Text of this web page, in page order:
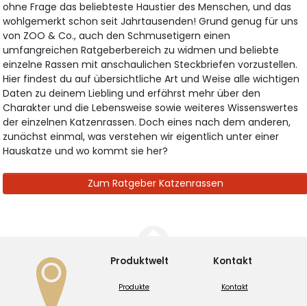
ohne Frage das beliebteste Haustier des Menschen, und das
wohlgemerkt schon seit Jahrtausenden! Grund genug für uns
von ZOO & Co., auch den Schmusetigern einen
umfangreichen Ratgeberbereich zu widmen und beliebte
einzelne Rassen mit anschaulichen Steckbriefen vorzustellen.
Hier findest du auf übersichtliche Art und Weise alle wichtigen
Daten zu deinem Liebling und erfährst mehr über den
Charakter und die Lebensweise sowie weiteres Wissenswertes
der einzelnen Katzenrassen. Doch eines nach dem anderen,
zunächst einmal, was verstehen wir eigentlich unter einer
Hauskatze und wo kommt sie her?
Zum Ratgeber Katzenrassen
Produktwelt
Produkte
Kontakt
Kontakt